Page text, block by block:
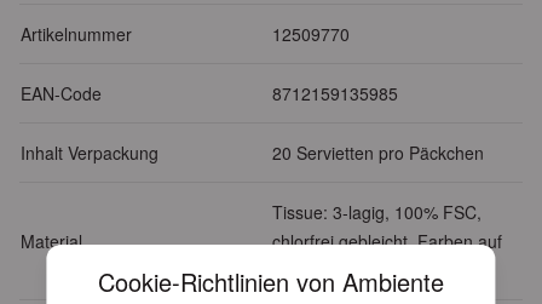
Cookie-Richtlinien von Ambiente
Artikelnummer 12509770
EAN-Code 8712159135985
Inhalt Verpackung 20 Servietten pro Päckchen
Material
Tissue: 3-lagig, 100% FSC,
chlorfrei gebleicht, Farben auf
Wasserbasis